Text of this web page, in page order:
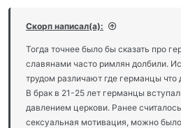
Скорп написал(а):
Тогда точнее было бы сказать про
славянами часто римлян долбили.
трудом различают где германцы что
В брак в 21-25 лет германцы
давлением церкови. Ранее
сексуальная мотивация, можно